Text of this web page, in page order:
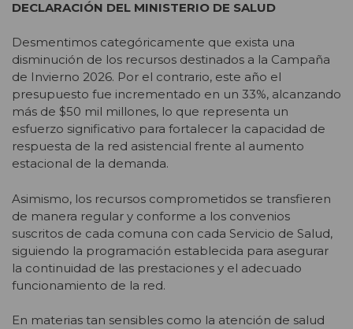
DECLARACIÓN DEL MINISTERIO DE SALUD
Desmentimos categóricamente que exista una
disminución de los recursos destinados a la Campaña
de Invierno 2026. Por el contrario, este año el
presupuesto fue incrementado en un 33%, alcanzando
más de $50 mil millones, lo que representa un
esfuerzo significativo para fortalecer la capacidad de
respuesta de la red asistencial frente al aumento
estacional de la demanda.
Asimismo, los recursos comprometidos se transfieren
de manera regular y conforme a los convenios
suscritos de cada comuna con cada Servicio de Salud,
siguiendo la programación establecida para asegurar
la continuidad de las prestaciones y el adecuado
funcionamiento de la red.
En materias tan sensibles como la atención de salud